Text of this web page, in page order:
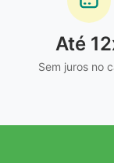
Até
Sem juros no